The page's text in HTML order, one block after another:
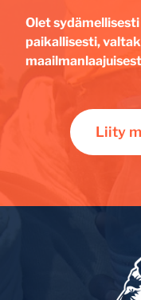
Olet
paikallisesti,
Liity